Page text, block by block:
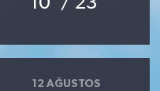
12 AĞUSTOS